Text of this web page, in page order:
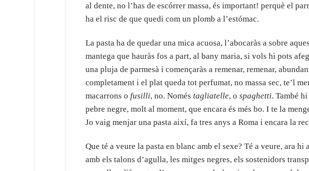
al dente, no l’has de escórrer massa, és important! perquè el
ha el risc de que quedi com un plomb a l’estómac.
La pasta ha de quedar una mica acuosa, l’abocaràs a sobre
mantega que hauràs fos a part, al bany maria, si vols hi pots
una pluja de parmesà i començaràs a remenar, remenar,
completament i el plat queda tot perfumat, no massa sec, te’l
macarrons o fusilli, no. Només tagliatelle, o spaghetti. També
pebre negre, molt al moment, que encara és més bo. I te la
Jo vaig menjar una pasta així, fa tres anys a Roma i encara la
Que té a veure la pasta en blanc amb el sexe? Té a veure, ara hi
amb els talons d’agulla, les mitges negres, els sostenidors